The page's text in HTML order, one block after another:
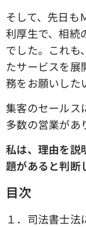
そして、先日も
利厚生で、相続
でした。これも
たサービスを展
務をお願いした
集客のセールス
多数の営業があ
私は、理由を説
題があると判断
目次
１．司法書士法